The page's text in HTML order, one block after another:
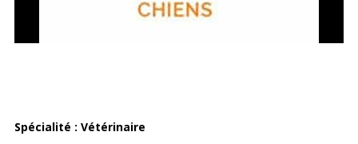
Spécialité : Vétérinaire